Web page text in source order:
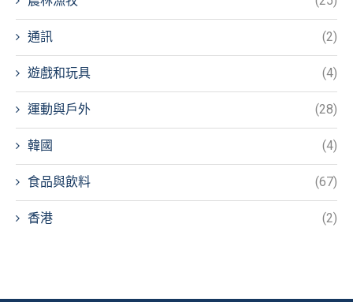
通訊 (2)
遊戲和玩具 (4)
運動與戶外 (28)
韓國 (4)
食品與飲料 (67)
香港 (2)